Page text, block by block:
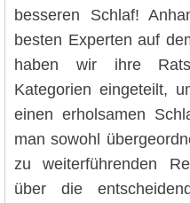
besseren Schlaf!
besten Experten auf
haben wir ihre
Kategorien eingeteilt,
einen erholsamen
man sowohl
zu weiterführenden
über die